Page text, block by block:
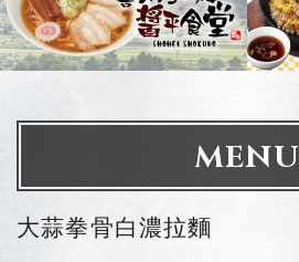
MENU
大蒜拳骨白濃拉麵